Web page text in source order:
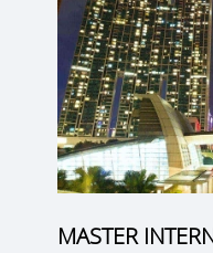
MASTER